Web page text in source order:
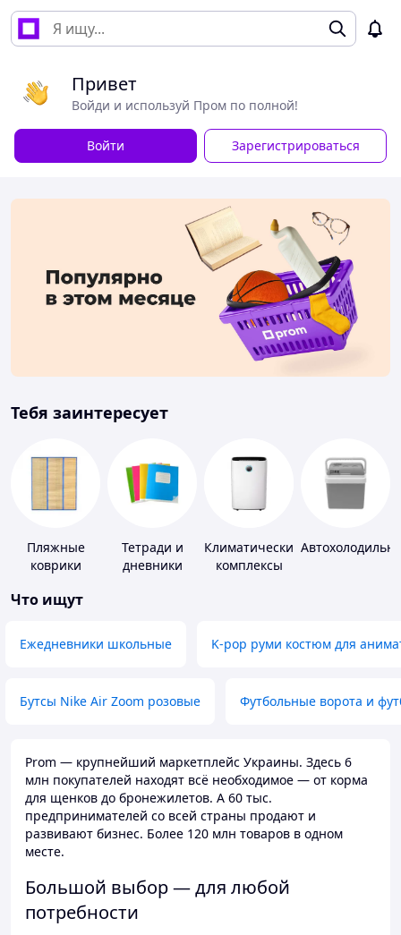
Привет
Войди и используй Пром по полной!
Войти Зарегистрироваться
Тебя заинтересует
Пляжные
коврики
Тетради и
дневники
Климатические
комплексы
Что ищут
Ежедневники школьные K-pop руми костюм для
Бутсы Nike Air Zoom розовые Футбольные ворота и
Prom — крупнейший маркетплейс Украины. Здесь 6
млн покупателей находят всё необходимое — от корма
для щенков до бронежилетов. А 60 тыс.
предпринимателей со всей страны продают и
развивают бизнес. Более 120 млн товаров в одном
месте.
Большой выбор — для любой
потребности